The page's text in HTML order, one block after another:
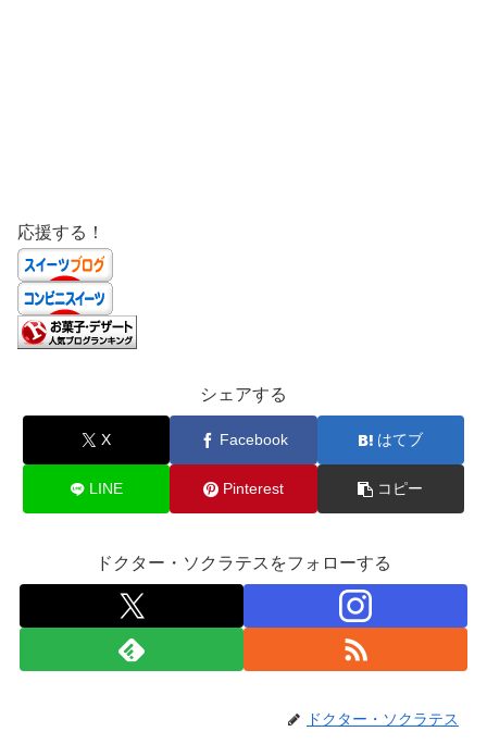
応援する！
シェアする
X Facebook はてブ
LINE Pinterest コピー
ドクター・ソクラテスをフォローする
ドクター・ソクラテス